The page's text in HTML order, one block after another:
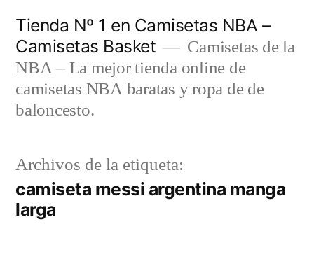
contenido
Tienda Nº 1 en Camisetas NBA –
Camisetas Basket
Camisetas de la
NBA – La mejor tienda online de
camisetas NBA baratas y ropa de de
baloncesto.
Archivos de la etiqueta:
camiseta messi argentina manga
larga